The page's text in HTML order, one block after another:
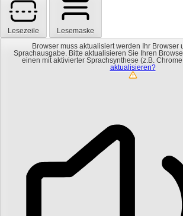
Lesezeile
Lesemaske
Browser muss aktualisiert werden
Ihr Browser
Sprachausgabe. Bitte aktualisieren Sie Ihren
einen mit aktivierter Sprachsynthese (z.B.
aktualisieren?